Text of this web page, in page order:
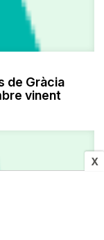
X
de Gràcia
vinent